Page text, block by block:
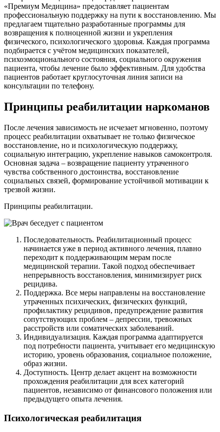
«Премиум Медицина» предоставляет пациентам
профессиональную поддержку на пути к восстановлению. Мы
предлагаем тщательно разработанные программы для
возвращения к полноценной жизни и укрепления
физического, психологического здоровья. Каждая программа
подбирается с учётом медицинских показателей,
психоэмоционального состояния, социального окружения
пациента, чтобы лечение было эффективным. Для удобства
пациентов работает круглосуточная линия записи на
консультации по телефону.
Принципы реабилитации наркоманов
После лечения зависимость не исчезает мгновенно, поэтому
процесс реабилитации охватывает не только физическое
восстановление, но и психологическую поддержку,
социальную интеграцию, укрепление навыков самоконтроля.
Основная задача – возвращение пациенту утраченного
чувства собственного достоинства, восстановление
социальных связей, формирование устойчивой мотивации к
трезвой жизни.
Принципы реабилитации.
Последовательность. Реабилитационный процесс
начинается уже в период активного лечения, плавно
переходит к поддерживающим мерам после
медицинской терапии. Такой подход обеспечивает
непрерывность восстановления, минимизирует риск
рецидива.
Поддержка. Все меры направлены на восстановление
утраченных психических, физических функций,
профилактику рецидивов, предупреждение развития
сопутствующих проблем – депрессии, тревожных
расстройств или соматических заболеваний.
Индивидуализация. Каждая программа адаптируется
под потребности пациента, учитывает его медицинскую
историю, уровень образования, социальное положение,
образ жизни.
Доступность. Центр делает акцент на возможности
прохождения реабилитации для всех категорий
пациентов, независимо от финансового положения или
предыдущего опыта лечения.
Психологическая реабилитация